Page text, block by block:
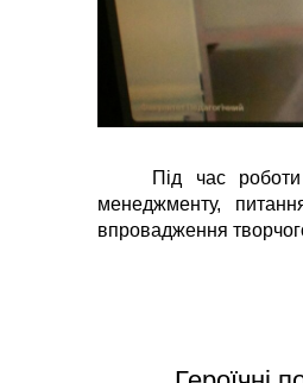
Під час роботи
менеджменту,
впровадження